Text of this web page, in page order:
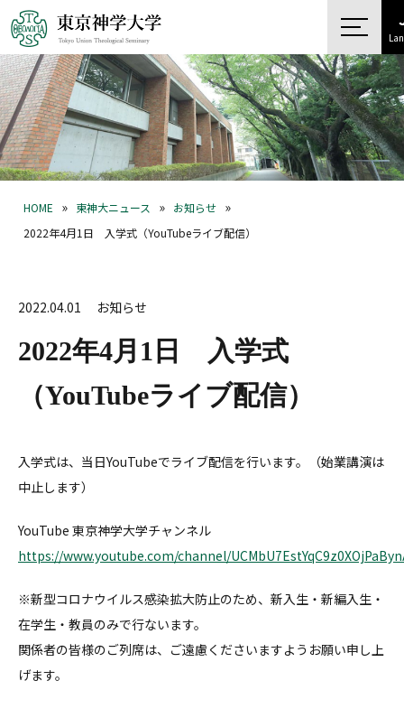
HOME » 東神大ニュース » お知らせ »
2022年4月1日 入学式（YouTubeライブ配信）
2022.04.01 お知らせ
2022年4月1日 入学式
（YouTubeライブ配信）
入学式は、当日YouTubeでライブ配信を行います。（始業講演は
中止します）
YouTube 東京神学大学チャンネル
https://www.youtube.com/channel/
※新型コロナウイルス感染拡大防止のため、新入生・新編入生・
在学生・教員のみで行ないます。
関係者の皆様のご列席は、ご遠慮くださいますようお願い申し上
げます。